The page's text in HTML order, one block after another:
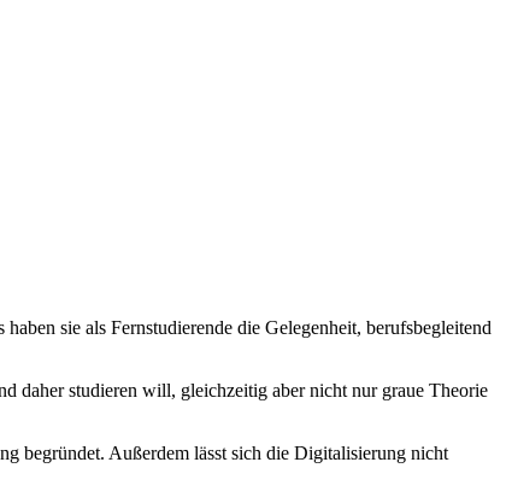
sie als Fernstudierende die Gelegenheit, berufsbegleitend
daher studieren will, gleichzeitig aber nicht nur graue Theorie
begründet. Außerdem lässt sich die Digitalisierung nicht